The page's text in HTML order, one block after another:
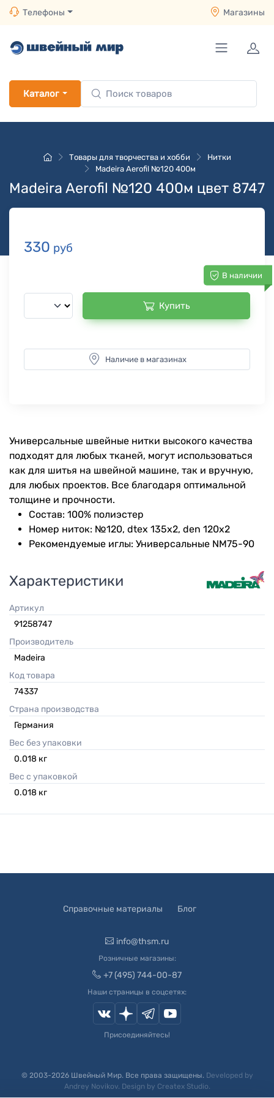
Телефоны Магазины
Каталог
Товары для творчества и хобби
Нитки
Madeira Aerofil №120 400м
Madeira Aerofil №120 400м цвет 8747
330 руб
В наличии
Купить
Наличие в магазинах
Универсальные швейные нитки высокого качества
подходят для любых тканей, могут использоваться
как для шитья на швейной машине, так и вручную,
для любых проектов. Все благодаря оптимальной
толщине и прочности.
Состав: 100% полиэстер
Номер ниток: №120, dtex 135x2, den 120x2
Рекомендуемые иглы: Универсальные NM75-90
Характеристики
Артикул
91258747
Производитель
Madeira
Код товара
74337
Страна производства
Германия
Вес без упаковки
0.018 кг
Вес с упаковкой
0.018 кг
Справочные материалы Блог
info@thsm.ru
Розничные магазины:
+7 (495) 744-00-87
Наши страницы в соцсетях:
Присоединяйтесь!
© 2003-2026Швейный Мир. Все права защищены. Developed by
Andrey Novikov. Design by Createx Studio.